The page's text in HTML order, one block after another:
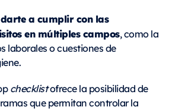
a cumplir con las
en múltiples campos, como la
laborales o cuestiones de
checklistofrece la posibilidad de
que permitan controlar la